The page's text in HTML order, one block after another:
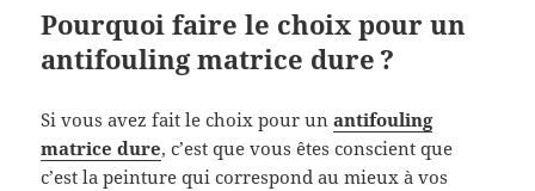
Pourquoi faire le choix pour un
antifouling matrice dure ?
Si vous avez fait le choix pour unantifouling
matrice dure, c’est que vous êtes conscient que
c’est la peinture qui correspond au mieux à vos